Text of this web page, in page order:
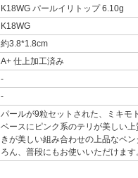
K18WG パールイリトップ 6.10g
K18WG
約3.8*1.8cm
A+ 仕上加工済み
-
-
パールが9粒セットされた、ミキモ
ベースにピンク系のテリが美しい
きが美しい組み合わせの上品なペ
ろん、普段にもお使いいただけます